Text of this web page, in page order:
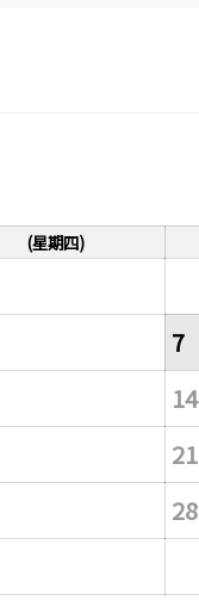
(星期四)
7
14
21
28